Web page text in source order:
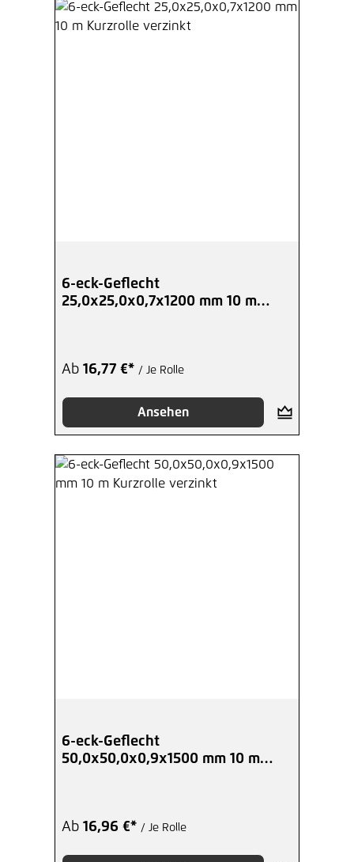
6-eck-Geflecht
25,0x25,0x0,7x1200 mm 10 m
Ab 16,77 €* / Je Rolle
Ansehen
6-eck-Geflecht
50,0x50,0x0,9x1500 mm 10 m
Ab 16,96 €* / Je Rolle